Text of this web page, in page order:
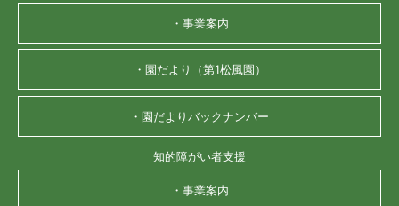
・事業案内
・園だより（第1松風園）
・園だよりバックナンバー
知的障がい者支援
・事業案内